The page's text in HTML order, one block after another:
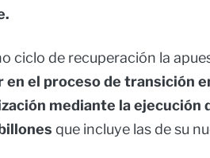
ciclo de recuperación la
en el proceso de transición
mediante la ejecución
que incluye las de su